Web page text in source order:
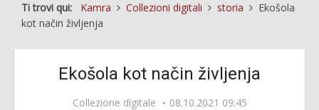
Ti trovi qui: Kamra Collezioni digitali storia
Ekošola
kot način življenja
Ekošola kot način življenja
Collezione digitale
08.10.2021 09:45